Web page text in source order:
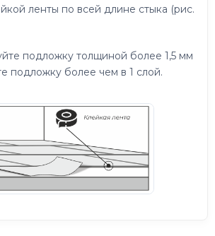
ленты по всей длине стыка (рис.
подложку толщиной более 1,5 мм
подложку более чем в 1 слой.